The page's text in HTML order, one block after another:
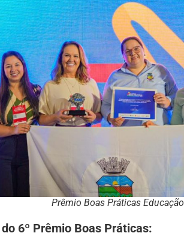
Prêmio Boas Práticas Educação
6º Prêmio Boas Práticas: